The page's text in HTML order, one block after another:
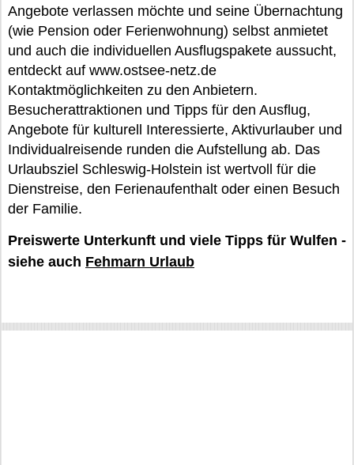
Angebote verlassen möchte und seine Übernachtung
(wie Pension oder Ferienwohnung) selbst anmietet
und auch die individuellen Ausflugspakete aussucht,
entdeckt auf www.ostsee-netz.de
Kontaktmöglichkeiten zu den Anbietern.
Besucherattraktionen und Tipps für den Ausflug,
Angebote für kulturell Interessierte, Aktivurlauber und
Individualreisende runden die Aufstellung ab. Das
Urlaubsziel Schleswig-Holstein ist wertvoll für die
Dienstreise, den Ferienaufenthalt oder einen Besuch
der Familie.
Preiswerte Unterkunft und viele Tipps für Wulfen -
siehe auch Fehmarn Urlaub